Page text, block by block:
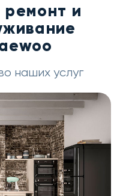
ремонт и
наших услуг